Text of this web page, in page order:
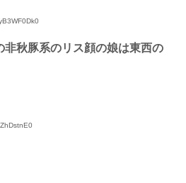
非秋豚系のリス顔の娘は東西の